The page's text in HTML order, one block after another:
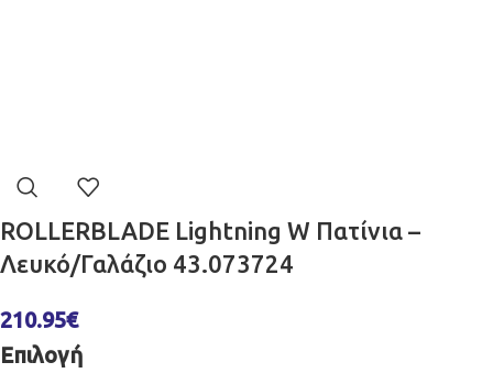
ROLLERBLADE Lightning W Πατίνια –
Λευκό/Γαλάζιο 43.073724
210.95€
Επιλογή